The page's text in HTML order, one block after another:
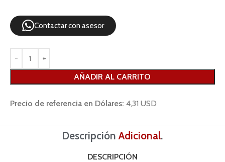
Contactar con asesor
AÑADIR AL CARRITO
Precio de referencia en Dólares: 4,31 USD
DescripciónAdicional.
DESCRIPCIÓN